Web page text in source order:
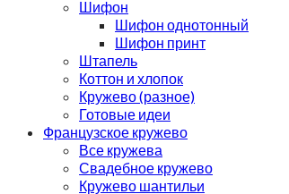
Шифон
Шифон однотонный
Шифон принт
Штапель
Коттон и хлопок
Кружево (разное)
Готовые идеи
Французское кружево
Все кружева
Свадебное кружево
Кружево шантильи